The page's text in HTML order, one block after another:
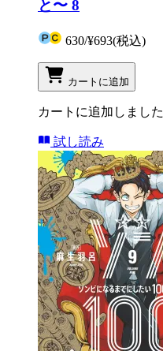
と〜 8
630/¥693(税込)
カートに追加
カートに追加しました
試し読み